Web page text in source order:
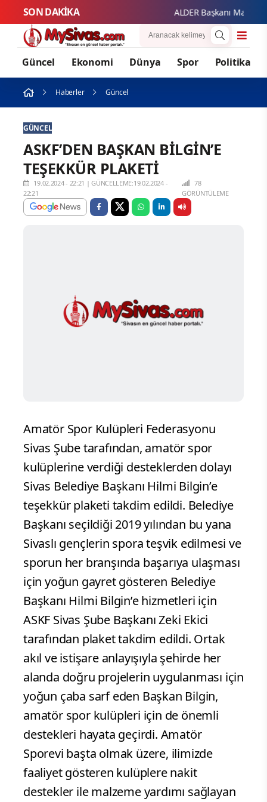
SON DAKİKA ALDER Başkanı Mahmut
Güncel Ekonomi Dünya Spor Politika
Haberler Güncel
GÜNCEL
ASKF’DEN BAŞKAN BİLGİN’E
TEŞEKKÜR PLAKETİ
19.02.2024 - 22:21 |GÜNCELLEME:19.02.2024 -
22:21
78
GÖRÜNTÜLEME
Amatör Spor Kulüpleri Federasyonu
Sivas Şube tarafından, amatör spor
kulüplerine verdiği desteklerden dolayı
Sivas Belediye Başkanı Hilmi Bilgin’e
teşekkür plaketi takdim edildi. Belediye
Başkanı seçildiği 2019 yılından bu yana
Sivaslı gençlerin spora teşvik edilmesi ve
sporun her branşında başarıya ulaşması
için yoğun gayret gösteren Belediye
Başkanı Hilmi Bilgin’e hizmetleri için
ASKF Sivas Şube Başkanı Zeki Ekici
tarafından plaket takdim edildi. Ortak
akıl ve istişare anlayışıyla şehirde her
alanda doğru projelerin uygulanması için
yoğun çaba sarf eden Başkan Bilgin,
amatör spor kulüpleri için de önemli
destekleri hayata geçirdi. Amatör
Sporevi başta olmak üzere, ilimizde
faaliyet gösteren kulüplere nakit
destekler ile malzeme yardımı sağlayan